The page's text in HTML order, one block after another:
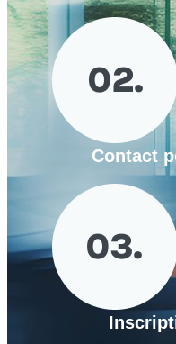
Contact